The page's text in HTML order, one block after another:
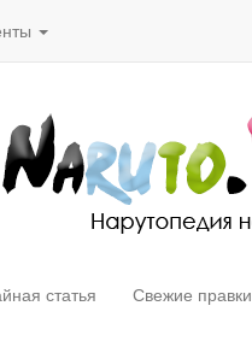
статья Свежие правки